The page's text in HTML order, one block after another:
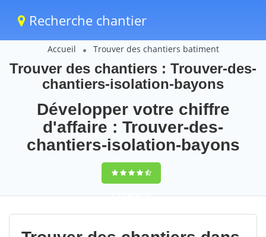
Recherche chantier
Accueil Trouver des chantiers batiment
Trouver des chantiers : Trouver-des-
chantiers-isolation-bayons
Développer votre chiffre
d'affaire : Trouver-des-
chantiers-isolation-bayons
9,5(100%)90
votes